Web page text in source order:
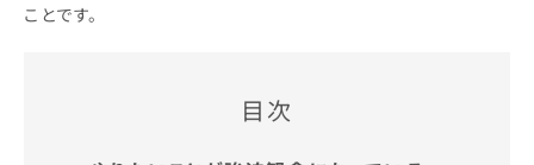
ことです。
目次